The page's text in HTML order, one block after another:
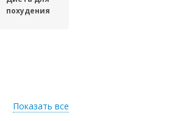
похудения
Показать все